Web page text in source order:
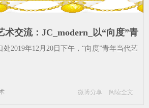
术交流：JC_modern_以“向度”青
_当代艺术-成都JCmodern画廊-
处2019年12月20日下午，“向度”青年当代艺
微博分享 阅读全文